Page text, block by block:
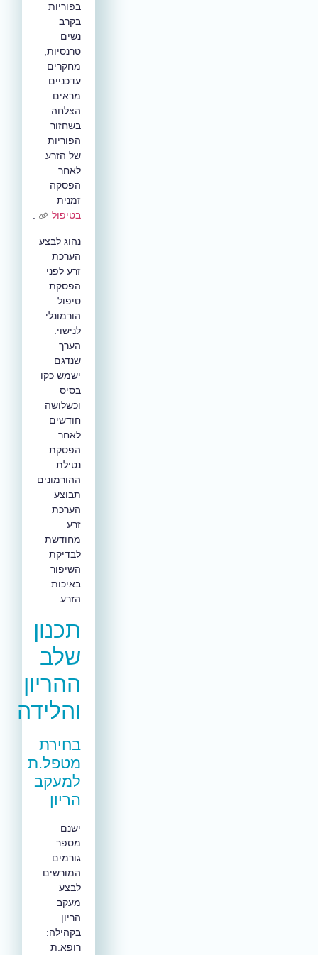
בפוריות
בקרב
נשים
טרנסיות,
מחקרים
עדכניים
מראים
הצלחה
בשחזור
הפוריות
של הזרע
לאחר
הפסקה
זמנית
בטיפול
.
נהוג לבצע
הערכת
זרע לפני
הפסקת
טיפול
הורמונלי
לנישוי.
הערך
שנדגם
ישמש כקו
בסיס
וכשלושה
חודשים
לאחר
הפסקת
נטילת
ההורמונים
תבוצע
הערכת
זרע
מחודשת
לבדיקת
השיפור
באיכות
הזרע.
תכנון
שלב
ההריון
והלידה
בחירת
מטפל.ת
למעקב
הריון
ישנם
מספר
גורמים
המורשים
לבצע
מעקב
הריון
בקהילה:
רופא.ת